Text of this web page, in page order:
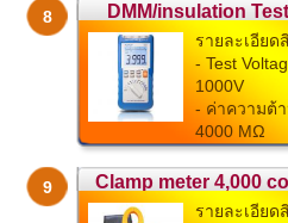
8 DMM/insulation
รายละเอียด
- Test
1000V
- ค่าความต้
4000 MΩ
...
9
Clamp meter 4,000
รายละเอียด